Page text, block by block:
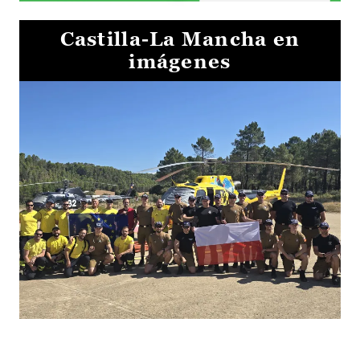
Castilla-La Mancha en
imágenes